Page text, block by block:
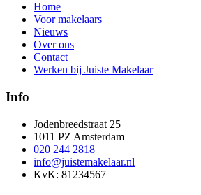
Home
Voor makelaars
Nieuws
Over ons
Contact
Werken bij Juiste Makelaar
Info
Jodenbreedstraat 25
1011 PZ Amsterdam
020 244 2818
info@juistemakelaar.nl
KvK: 81234567